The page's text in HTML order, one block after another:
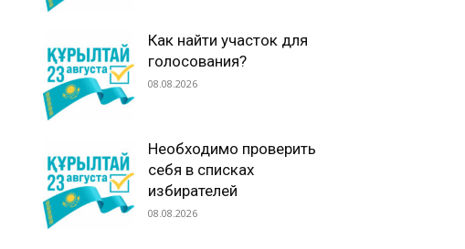
Как найти участок для
голосования?
08.08.2026
Необходимо проверить
себя в списках
избирателей
08.08.2026